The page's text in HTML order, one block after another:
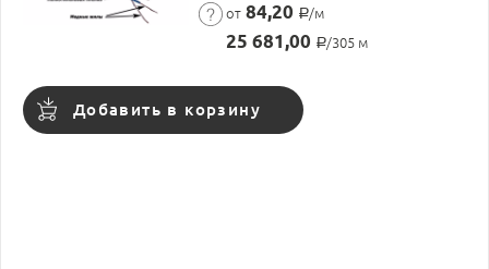
от 84,20 Р/м
25 681,00 Р/305 м
Добавить в корзину